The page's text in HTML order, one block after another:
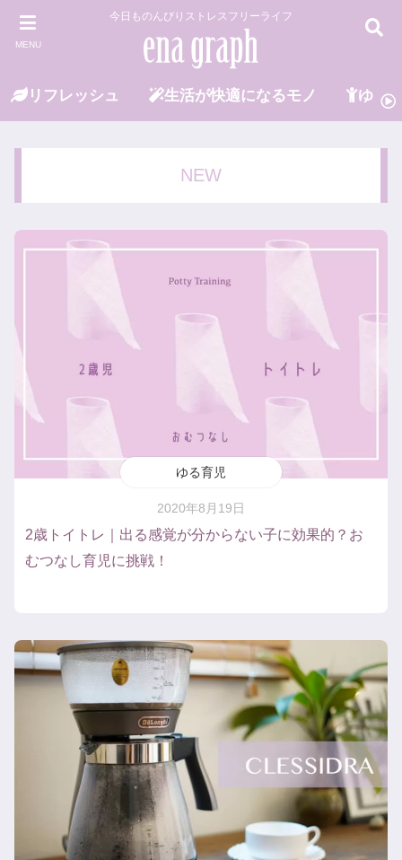
MENU
今日ものんびりストレスフリーライフ
リフレッシュ 生活が快適になるモノ ゆる
NEW
ゆる育児
2020年8月19日
2歳トイトレ｜出る感覚が分からない子に効果的？お
むつなし育児に挑戦！